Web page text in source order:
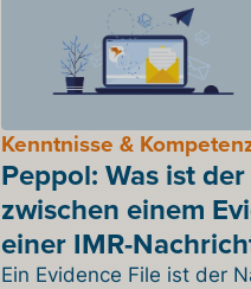
Kenntnisse &
Peppol: Was ist
zwischen einem
einer IMR-
Ein Evidence File ist der